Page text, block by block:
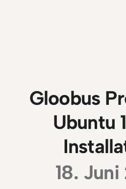
Gloobus
Ubuntu
18. Juni